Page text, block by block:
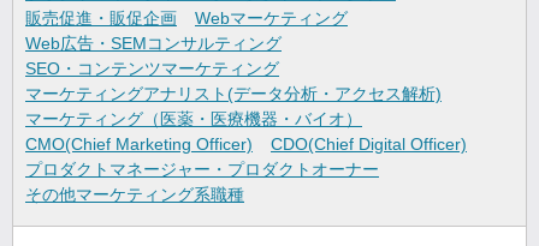
販売促進・販促企画
Webマーケティング
Web広告・SEMコンサルティング
SEO・コンテンツマーケティング
マーケティングアナリスト(データ分析・アクセス解析)
マーケティング（医薬・医療機器・バイオ）
CMO(Chief Marketing Officer)
CDO(Chief Digital Officer)
プロダクトマネージャー・プロダクトオーナー
その他マーケティング系職種